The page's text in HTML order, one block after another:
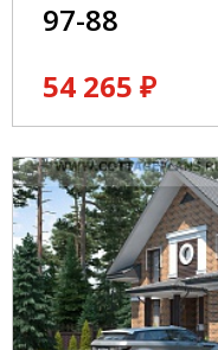
97-88
54 265 ₽